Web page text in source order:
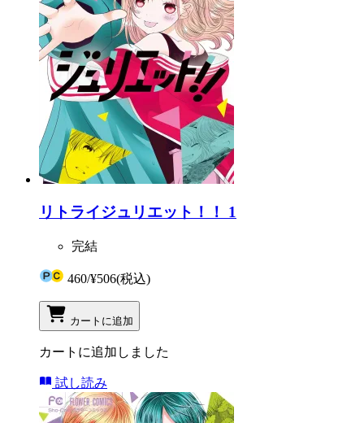
リトライジュリエット！！ 1
完結
460/¥506(税込)
カートに追加
カートに追加しました
試し読み